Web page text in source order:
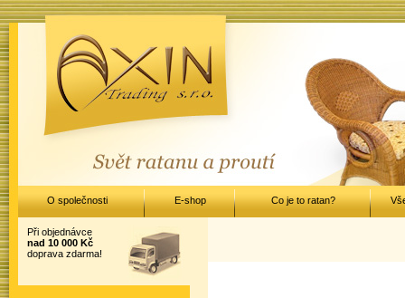
Při objednávce
nad 10 000 Kč
doprava zdarma!
O společnosti E-shop Co je to ratan?